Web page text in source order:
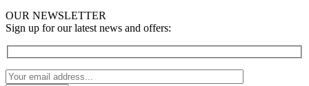
OUR NEWSLETTER
Sign up for our latest news and offers: